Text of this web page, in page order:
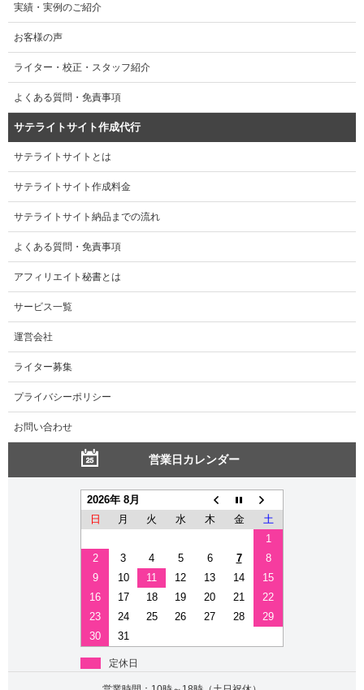
実績・実例のご紹介
お客様の声
ライター・校正・スタッフ紹介
よくある質問・免責事項
サテライトサイト作成代行
サテライトサイトとは
サテライトサイト作成料金
サテライトサイト納品までの流れ
よくある質問・免責事項
アフィリエイト秘書とは
サービス一覧
運営会社
ライター募集
プライバシーポリシー
お問い合わせ
営業日カレンダー
2026年 8月
日
月 火 水 木 金
土
1
2
3 4 5 6 7
8
9
10 11 12 13 14
15
16
17 18 19 20 21
22
23
24 25 26 27 28
29
30
31
定休日